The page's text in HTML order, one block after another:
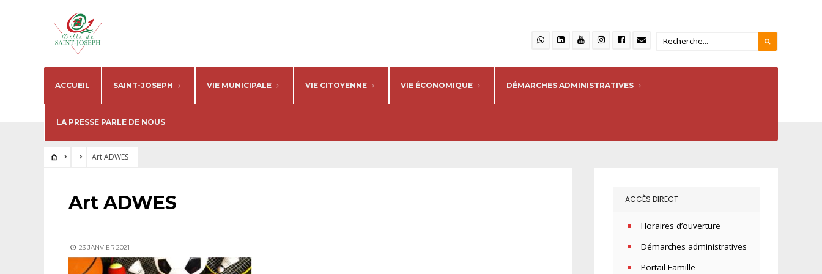
ACCUEIL SAINT-JOSEPH VIE MUNICIPALE VIE CITOYENNE VIE ÉCONOMIQUE DÉMARCHES ADMINISTRATIVES
LA PRESSE PARLE DE NOUS
Art ADWES
Art ADWES
23 JANVIER 2021
ACCÈS DIRECT
Horaires d’ouverture
Démarches administratives
Portail Famille